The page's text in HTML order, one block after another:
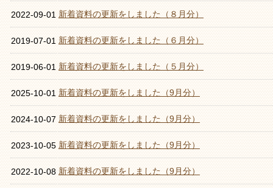
2022-09-01 新着資料の更新をしました（８月分）
2019-07-01 新着資料の更新をしました（６月分）
2019-06-01 新着資料の更新をしました（５月分）
2025-10-01 新着資料の更新をしました（9月分）
2024-10-07 新着資料の更新をしました（9月分）
2023-10-05 新着資料の更新をしました（9月分）
2022-10-08 新着資料の更新をしました（9月分）